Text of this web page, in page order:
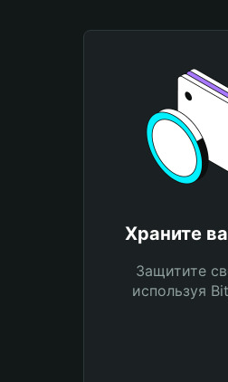
Храните
Защитите
используя